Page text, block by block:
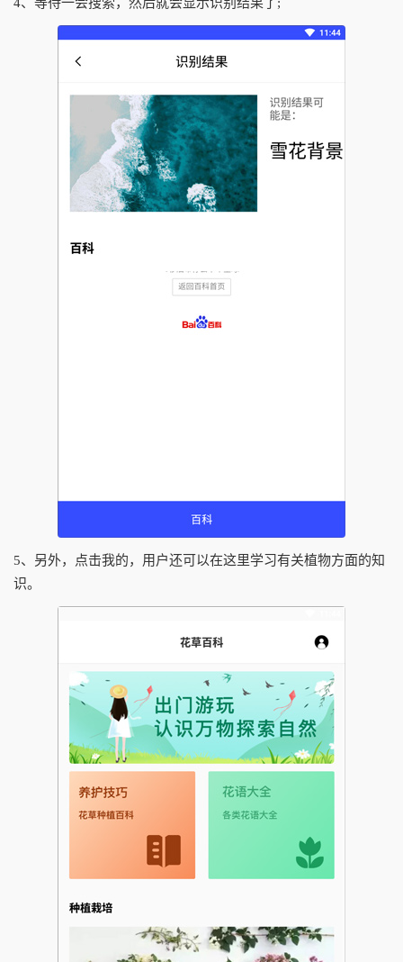
5、另外，点击我的，用户还可以在这里学习有关植物方面的知
识。